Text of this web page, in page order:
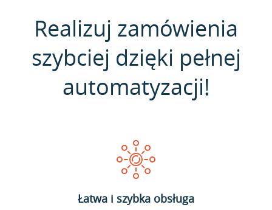
Realizuj zamówienia
szybciej dzięki pełnej
automatyzacji!
Łatwa i szybka obsługa